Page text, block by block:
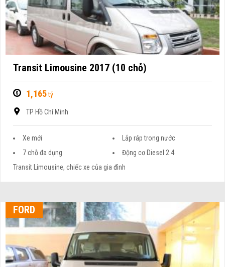
Transit Limousine 2017 (10 chỗ)
1,165tỷ
TP Hồ Chí Minh
Xe mới
Lắp ráp trong nước
7 chỗ đa dụng
Động cơ Diesel 2.4
Transit Limousine, chiếc xe của gia đình
FORD